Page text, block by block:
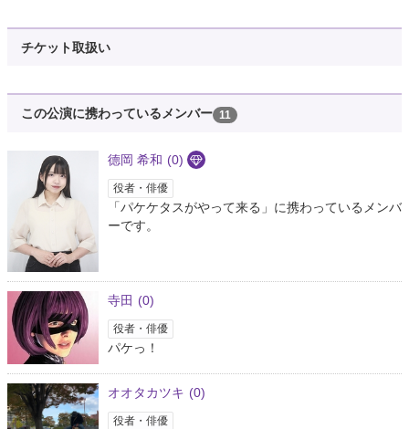
チケット取扱い
この公演に携わっているメンバー 11
德岡 希和 (0)
役者・俳優
「パケケタスがやって来る」に携わっているメンバ
ーです。
寺田 (0)
役者・俳優
パケっ！
オオタカツキ (0)
役者・俳優